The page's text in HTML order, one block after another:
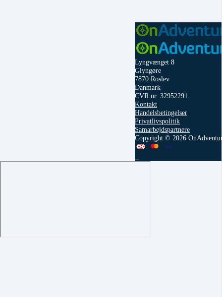
Lyngvænget 8
Glyngøre
7870 Roslev
Danmark
CVR nr. 32952291
Kontakt
Handelsbetingelser
Privatlivspolitik
Samarbejdspartnere
Copyright © 2026